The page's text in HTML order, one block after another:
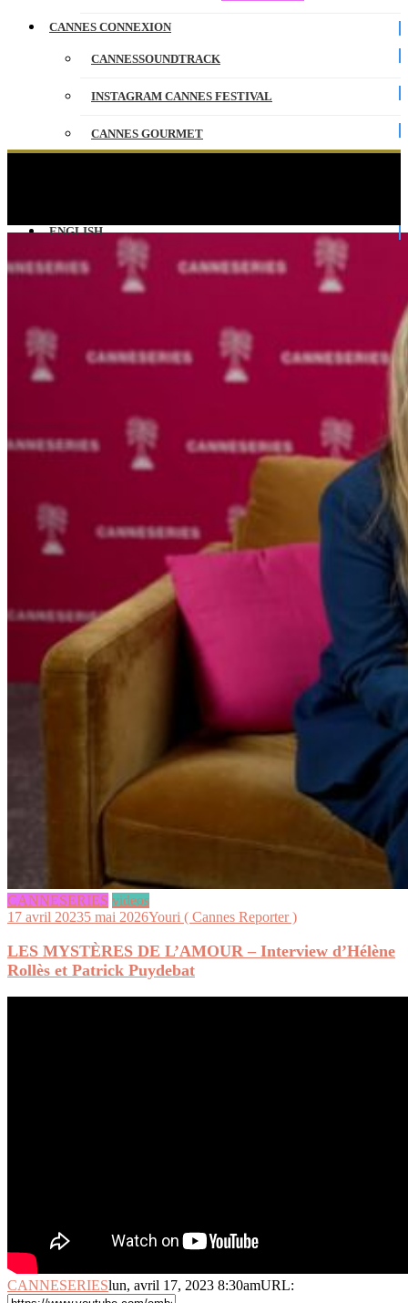
CANNES CONNEXION
CANNESSOUNDTRACK
INSTAGRAM CANNES FESTIVAL
CANNES GOURMET
ENGLISH
CANNESERIES videos
17 avril 20235 mai 2026Youri ( Cannes Reporter )
LES MYSTÈRES DE L’AMOUR – Interview d’Hélène
Rollès et Patrick Puydebat
CANNESERIESlun, avril 17, 2023 8:30amURL: